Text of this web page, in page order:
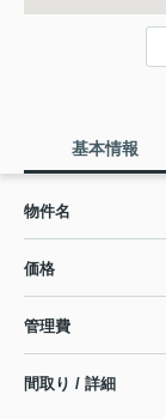
基本情報
物件名
価格
管理費
間取り / 詳細